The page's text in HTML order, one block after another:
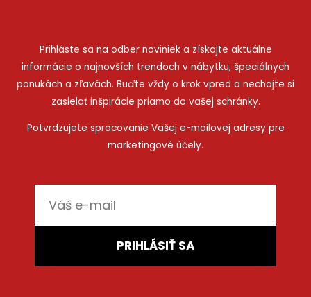
Prihláste sa na odber noviniek a získajte aktuálne
informácie o najnovších trendoch v nábytku, špeciálnych
ponukách a zľavách. Buďte vždy o krok vpred a nechajte si
zasielať inšpirácie priamo do vašej schránky.
Potvrdzujete spracovanie Vašej e-mailovej adresy pre
marketingové účely.
mail
PRIHLÁSIŤ SA